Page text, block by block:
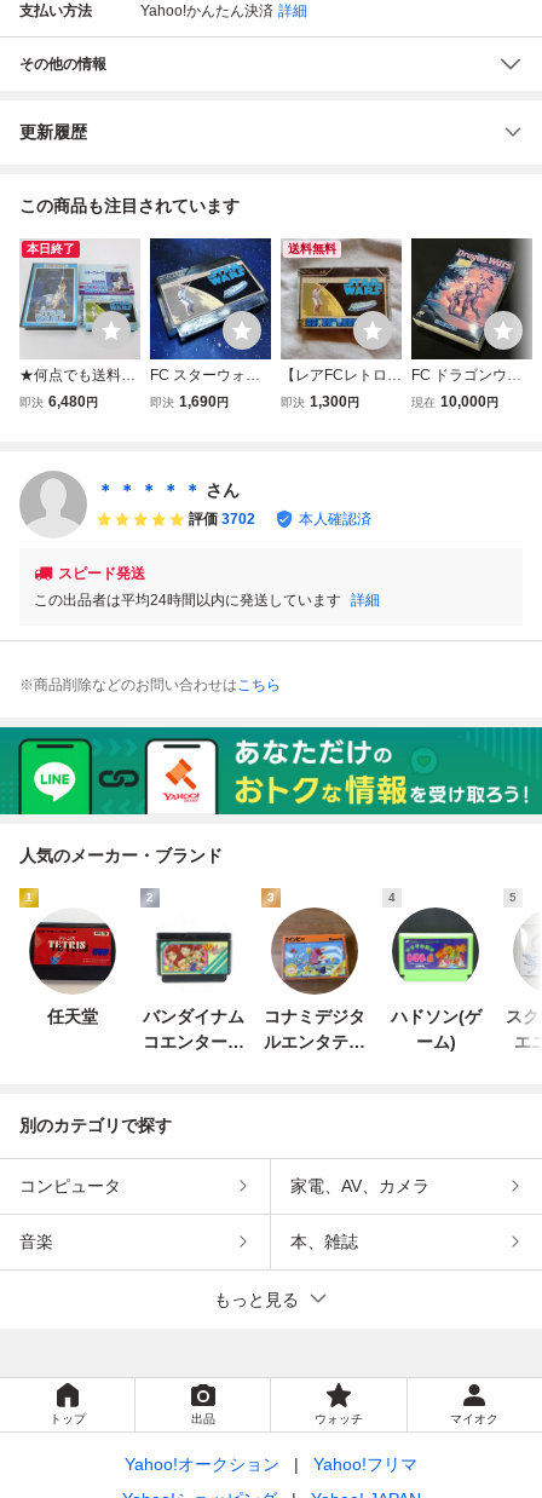
支払い方法 Yahoo!かんたん決済 詳細
その他の情報
更新履歴
この商品も注目されています
本日終了
★何点でも送料２
３０円★ スター・
コン 取説 即発送 F
C 動作確認済み
即決 6,480円
FC スターウォー
ズ STAR WARS
ュータ
即決 1,690円
送料無料
【レアFCレトロフ
ァミコンソフト】
動作確認済 送料
無料 箱、説明書
即決 1,300円
FC ドラゴンウォ
ーズ 箱付 取説付
現在 10,000円
＊ ＊ ＊ ＊ ＊ さん
評価 3702 本人確認済
スピード発送
この出品者は平均24時間以内に発送しています 詳細
※商品削除などのお問い合わせはこちら
人気のメーカー・ブランド
1
任天堂
2
バンダイナム
コエンターテ
3
コナミデジタ
ルエンタテイ
4
ハドソン(ゲ
ーム)
5
ス
エ
別のカテゴリで探す
コンピュータ 家電、AV、カメラ
音楽 本、雑誌
もっと見る
トップ 出品 ウォッチ マイオク
Yahoo!オークション
Yahoo!フリマ